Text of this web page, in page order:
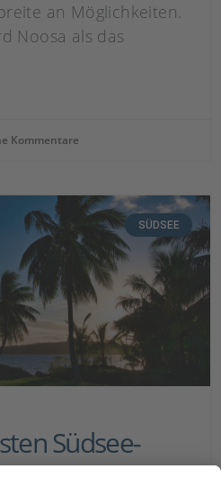
an Möglichkeiten.
Noosa als das
Kommentare
SÜDSEE
Südsee-